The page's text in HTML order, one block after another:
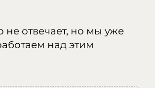
не отвечает, но мы уже
над этим